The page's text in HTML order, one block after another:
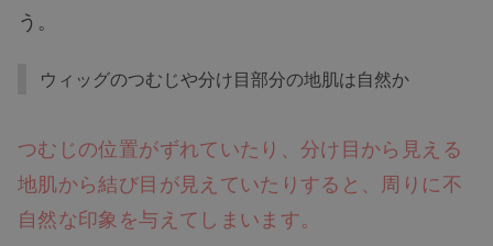
う。
ウィッグのつむじや分け目部分の地肌は自然か
つむじの位置がずれていたり、分け目から見える
地肌から結び目が見えていたりすると、周りに不
自然な印象を与えてしまいます。